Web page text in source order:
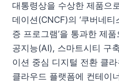
대통령상을 수상한 제품으
데이션(CNCF)의 ‘쿠버네
증 프로그램’을 통과한 제
공지능(AI), 스마트시티 구
이션 중심 디지털 전환 클
클라우드 플랫폼에 컨테이